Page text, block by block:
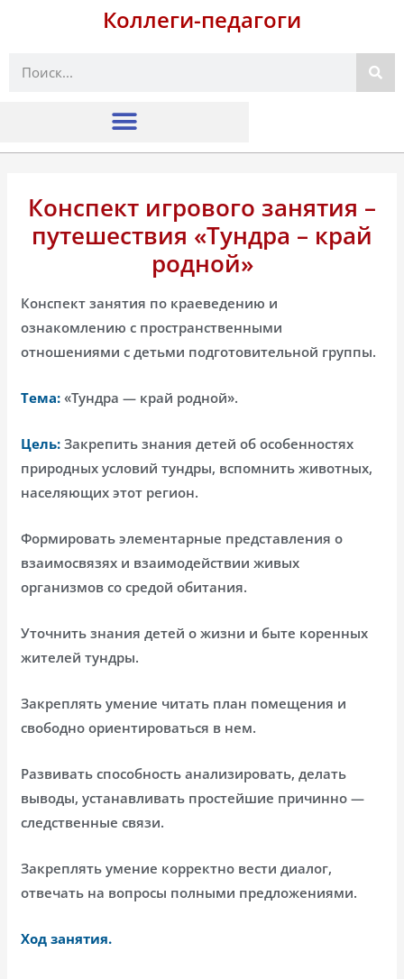
Коллеги-педагоги
Поиск
Конспект игрового занятия –
путешествия «Тундра – край
родной»
Конспект занятия по краеведению и
ознакомлению с пространственными
отношениями с детьми подготовительной группы.
Тема:«Тундра — край родной».
Цель: Закрепить знания детей об особенностях
природных условий тундры, вспомнить животных,
населяющих этот регион.
Формировать элементарные представления о
взаимосвязях и взаимодействии живых
организмов со средой обитания.
Уточнить знания детей о жизни и быте коренных
жителей тундры.
Закреплять умение читать план помещения и
свободно ориентироваться в нем.
Развивать способность анализировать, делать
выводы, устанавливать простейшие причинно —
следственные связи.
Закреплять умение корректно вести диалог,
отвечать на вопросы полными предложениями.
Ход занятия.